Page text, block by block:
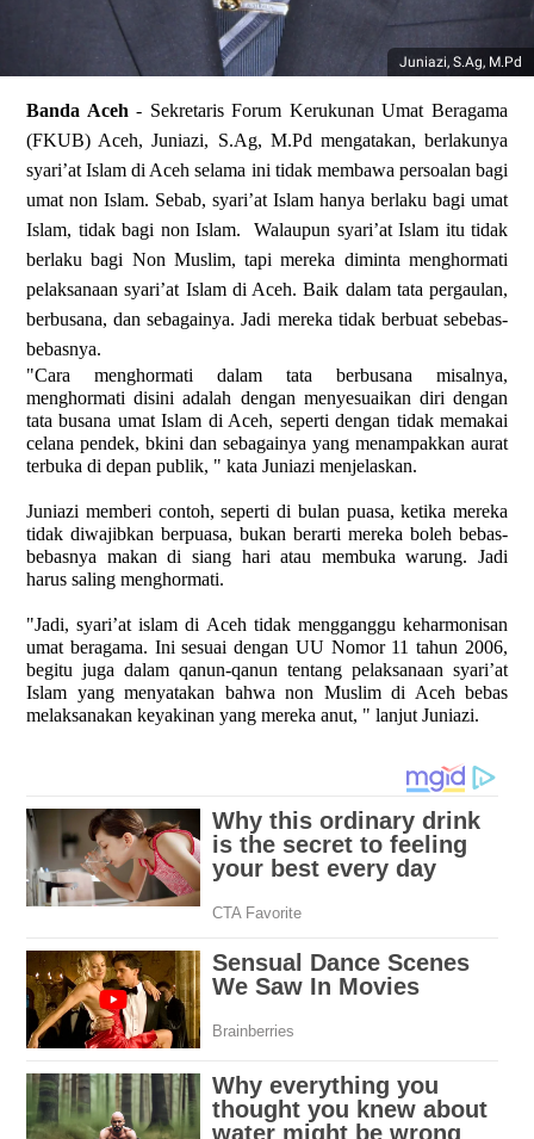
Juniazi, S.Ag, M.Pd
Banda Aceh - Sekretaris Forum Kerukunan Umat Beragama
(FKUB) Aceh, Juniazi, S.Ag, M.Pd mengatakan, berlakunya
syari’at Islam di Aceh selama ini tidak membawa persoalan bagi
umat non Islam. Sebab, syari’at Islam hanya berlaku bagi umat
Islam, tidak bagi non Islam.
Walaupun syari’at Islam itu tidak
berlaku bagi Non Muslim, tapi mereka diminta menghormati
pelaksanaan syari’at Islam di Aceh. Baik dalam tata pergaulan,
berbusana, dan sebagainya. Jadi mereka tidak berbuat sebebas-
bebasnya.
"Cara menghormati dalam tata berbusana misalnya,
menghormati disini adalah dengan menyesuaikan diri dengan
tata busana umat Islam di Aceh, seperti dengan tidak memakai
celana pendek, bkini dan sebagainya yang menampakkan aurat
terbuka di depan publik, " kata Juniazi menjelaskan.
Juniazi memberi contoh, seperti di bulan puasa, ketika mereka
tidak diwajibkan berpuasa, bukan berarti mereka boleh bebas-
bebasnya makan di siang hari atau membuka warung. Jadi
harus saling menghormati.
"Jadi, syari’at islam di Aceh tidak mengganggu keharmonisan
umat beragama. Ini sesuai dengan UU Nomor 11 tahun 2006,
begitu juga dalam qanun-qanun tentang pelaksanaan syari’at
Islam yang menyatakan bahwa non Muslim di Aceh bebas
melaksanakan keyakinan yang mereka anut, " lanjut Juniazi.